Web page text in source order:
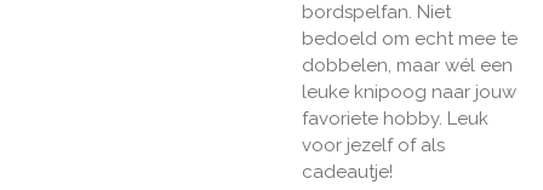
bordspelfan. Niet
bedoeld om echt mee te
dobbelen, maar wél een
leuke knipoog naar jouw
favoriete hobby. Leuk
voor jezelf of als
cadeautje!